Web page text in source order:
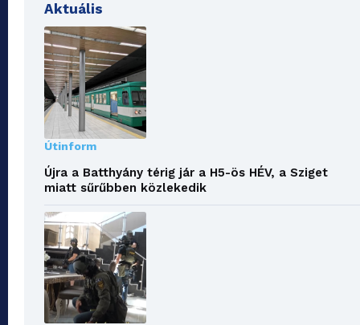
Aktuális
Útinform
Újra a Batthyány térig jár a H5-ös HÉV, a Sziget
miatt sűrűbben közlekedik